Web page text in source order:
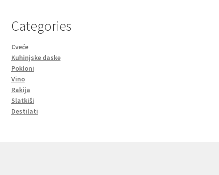
Categories
Cveće
Kuhinjske daske
Pokloni
Vino
Rakija
Slatkiši
Destilati